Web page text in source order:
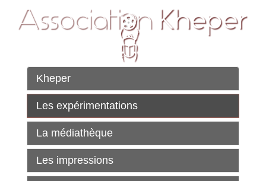
Kheper
Les expérimentations
La médiathèque
Les impressions